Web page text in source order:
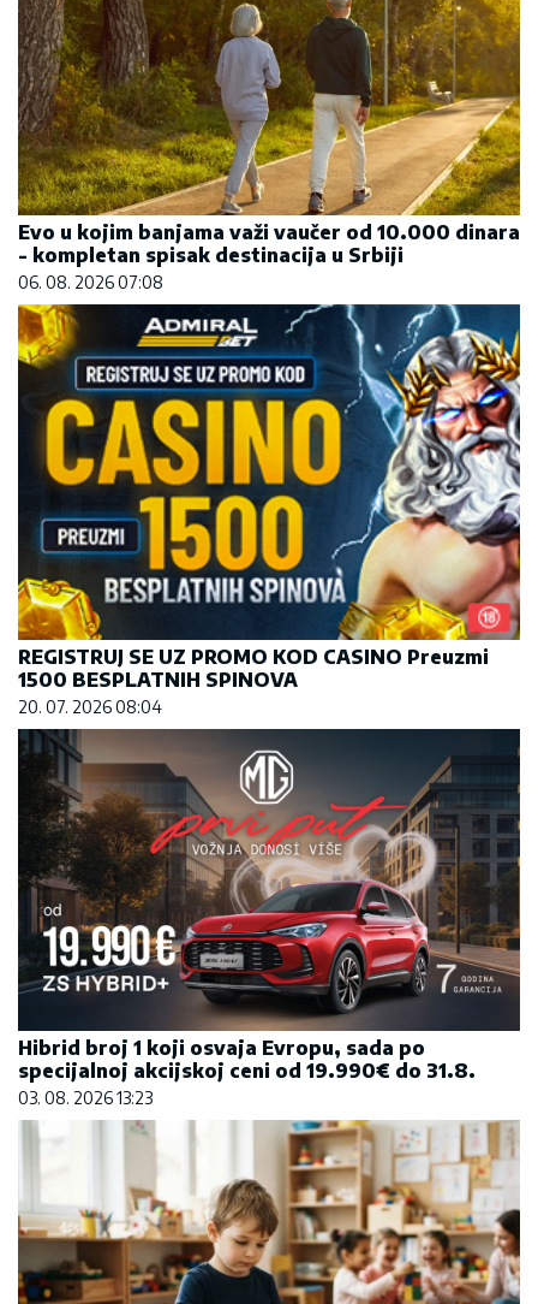
Evo u kojim banjama važi vaučer od 10.000 dinara
- kompletan spisak destinacija u Srbiji
06. 08. 2026 07:08
REGISTRUJ SE UZ PROMO KOD CASINO Preuzmi
1500 BESPLATNIH SPINOVA
20. 07. 2026 08:04
Hibrid broj 1 koji osvaja Evropu, sada po
specijalnoj akcijskoj ceni od 19.990€ do 31.8.
03. 08. 2026 13:23